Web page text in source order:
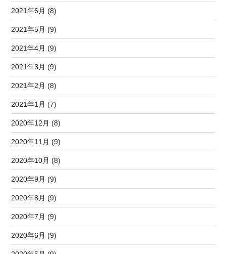
2021年6月 (8)
2021年5月 (9)
2021年4月 (9)
2021年3月 (9)
2021年2月 (8)
2021年1月 (7)
2020年12月 (8)
2020年11月 (9)
2020年10月 (8)
2020年9月 (9)
2020年8月 (9)
2020年7月 (9)
2020年6月 (9)